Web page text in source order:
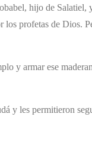
hijo de Salatiel,
los profetas de Dios.
y armar ese
y les permitieron